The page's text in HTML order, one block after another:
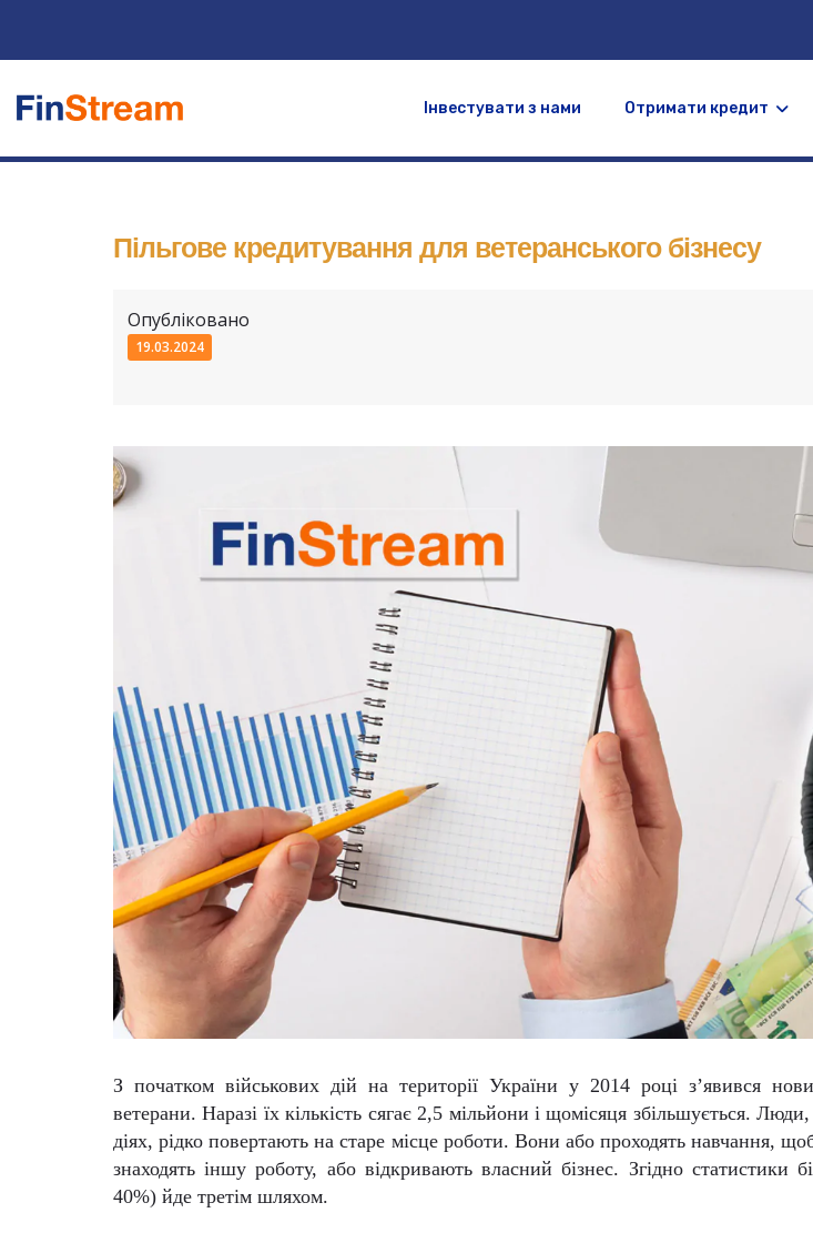
Інвестувати з нами Отримати кредит
Пільгове кредитування для ветеранського бізнесу
Опубліковано
19.03.2024
З початком військових дій на території України у 2014 році з’явився
ветерани. Наразі їх кількість сягає 2,5 мільйони і щомісяця збільшується.
діях, рідко повертають на старе місце роботи. Вони або проходять навчання,
знаходять іншу роботу, або відкривають власний бізнес. Згідно статистики
40%) йде третім шляхом.